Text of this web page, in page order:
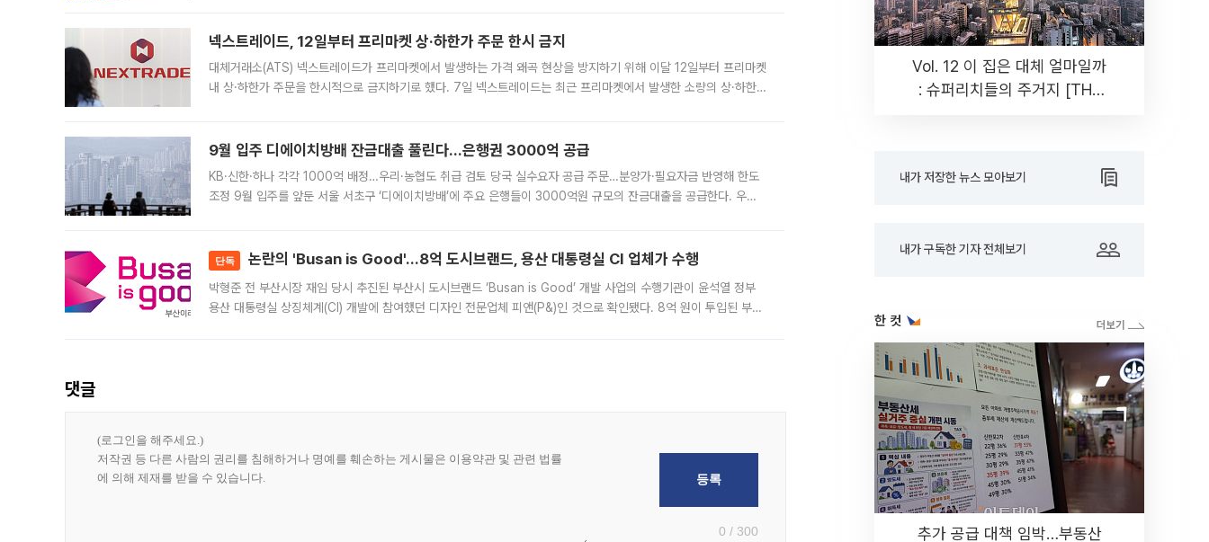
넥스트레이드, 12일부터 프리마켓 상·하한가 주문 한시 금지
대체거래소(ATS) 넥스트레이드가 프리마켓에서 발생하는 가격 왜곡 현상을 방지하기 위해 이달 12일부터 프리마켓
내 상·하한가 주문을 한시적으로 금지하기로 했다. 7일 넥스트레이드는 최근 프리마켓에서 발생한 소량의 상·하한
9월 입주 디에이치방배 잔금대출 풀린다…은행권 3000억 공급
KB·신한·하나 각각 1000억 배정…우리·농협도 취급 검토 당국 실수요자 공급 주문…분양가·필요자금 반영해 한도
조정 9월 입주를 앞둔 서울 서초구 ‘디에이치방배’에 주요 은행들이 3000억원 규모의 잔금대출을 공급한다. 우리
단독 논란의 'Busan is Good'…8억 도시브랜드, 용산 대통령실 CI 업체가 수행
박형준 전 부산시장 재임 당시 추진된 부산시 도시브랜드 ‘Busan is Good’ 개발 사업의 수행기관이 윤석열 정부
용산 대통령실 상징체계(CI) 개발에 참여했던 디자인 전문업체 피앤(P&)인 것으로 확인됐다. 8억 원이 투입된 부산
댓글
0 / 300
Vol. 12 이 집은 대체 얼마일까
: 슈퍼리치들의 주거지 [THE
내가 저장한 뉴스 모아보기
내가 구독한 기자 전체보기
한 컷
추가 공급 대책 임박…부동산